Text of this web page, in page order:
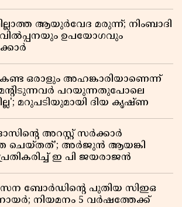
ആയുർവേദ മരുന്ന്; നിംബാദി
ഉപയോഗവും
കണ്ട ഒരാളും അഹങ്കാരിയാണെന്ന്
കമൻ്റിടുന്നവർ പറയുന്നതുപോലെ
മറുപടിയുമായി ദിയ കൃഷ്ണ
അറസ്റ്റ് സർക്കാർ
ചെയ്തത്’; അർജുൻ ആയങ്കി
ഇ പി ജയരാജൻ
ബോർഡിൻ്റെ പുതിയ സിഇഒ
നിയമനം 5 വർഷത്തേക്ക്